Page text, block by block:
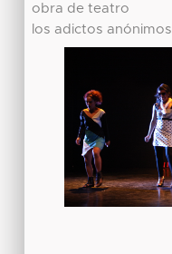
obra de teatro
los adictos anónimos